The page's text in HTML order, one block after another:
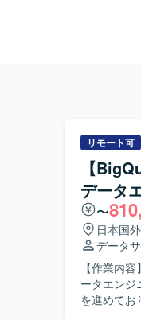
リモート可
【
データ
〜
日本国外
データ
【作業内
ータエンジ
を進めてお